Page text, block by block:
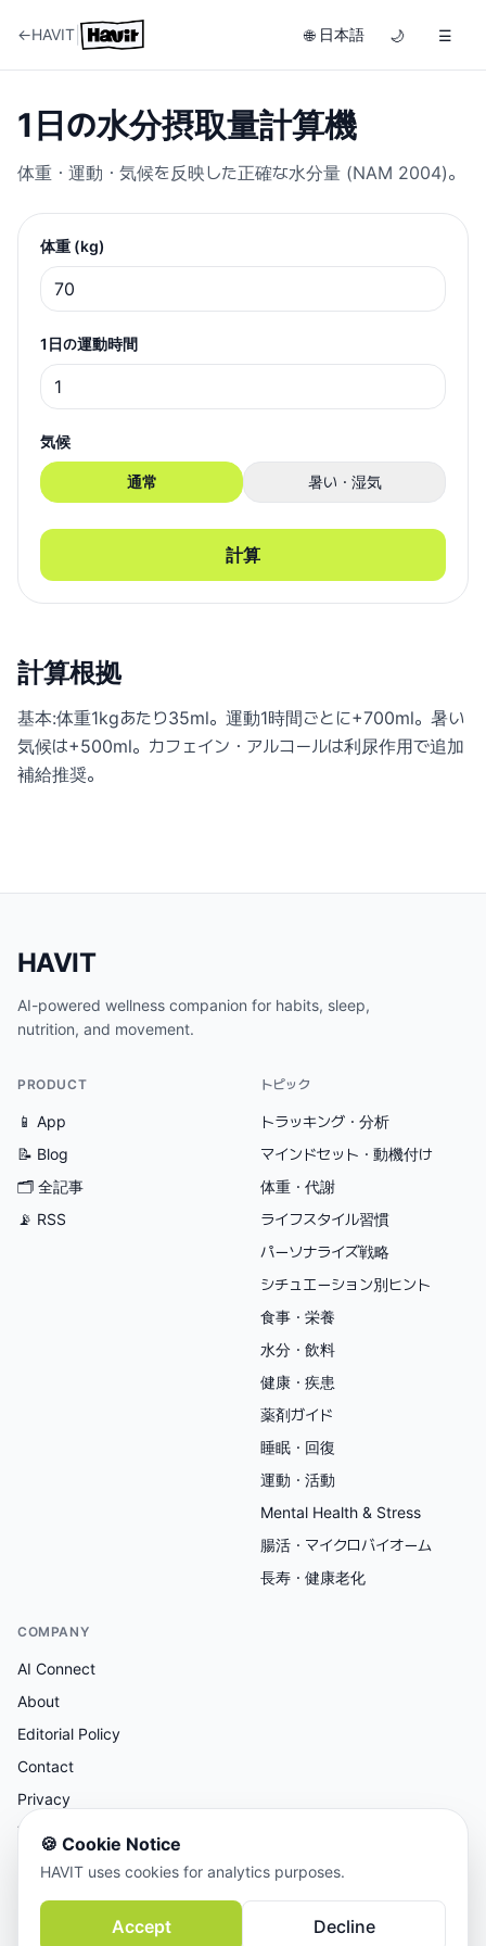
←HAVIT 🌐 日本語 🌙 ☰
1日の水分摂取量計算機
体重・運動・気候を反映した正確な水分量 (NAM 2004)。
体重 (kg)
1日の運動時間
気候
通常 暑い・湿気
計算
計算根拠
基本:体重1kgあたり35ml。運動1時間ごとに+700ml。暑い
気候は+500ml。カフェイン・アルコールは利尿作用で追加
補給推奨。
HAVIT
AI-powered wellness companion for habits, sleep,
nutrition, and movement.
PRODUCT
📱 App
📝 Blog
🗂 全記事
📡 RSS
トピック
トラッキング・分析
マインドセット・動機付け
体重・代謝
ライフスタイル習慣
パーソナライズ戦略
シチュエーション別ヒント
食事・栄養
水分・飲料
健康・疾患
薬剤ガイド
睡眠・回復
運動・活動
Mental Health & Stress
腸活・マイクロバイオーム
長寿・健康老化
COMPANY
AI Connect
About
Editorial Policy
Contact
Privacy
Terms
AI支援リサーチ、人間による編集レビュー。
🍪 Cookie Notice
HAVIT uses cookies for analytics purposes.
Accept Decline